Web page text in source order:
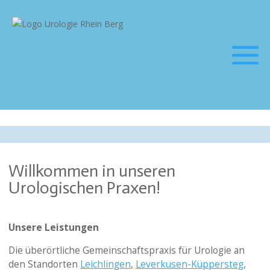
Willkommen in unseren
Urologischen Praxen!
Unsere Leistungen
Die überörtliche Gemeinschaftspraxis für Urologie an
den Standorten Leichlingen, Leverkusen-Küppersteg,